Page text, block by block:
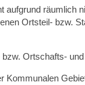
aufgrund räumlich
Ortsteil- bzw.
Ortschafts-
Kommunalen